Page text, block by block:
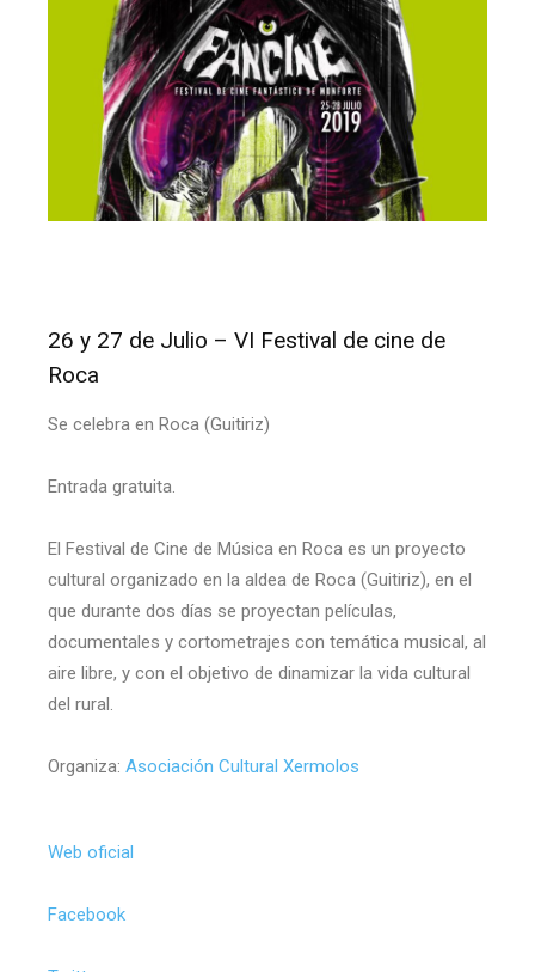
26 y 27 de Julio – VI Festival de cine de
Roca
Se celebra en Roca (Guitiriz)
Entrada gratuita.
El Festival de Cine de Música en Roca es un proyecto
cultural organizado en la aldea de Roca (Guitiriz), en el
que durante dos días se proyectan películas,
documentales y cortometrajes con temática musical, al
aire libre, y con el objetivo de dinamizar la vida cultural
del rural.
Organiza: Asociación Cultural Xermolos
Web oficial
Facebook